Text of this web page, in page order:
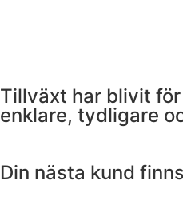
Tillväxt har blivit
enklare, tydligare
Din nästa kund